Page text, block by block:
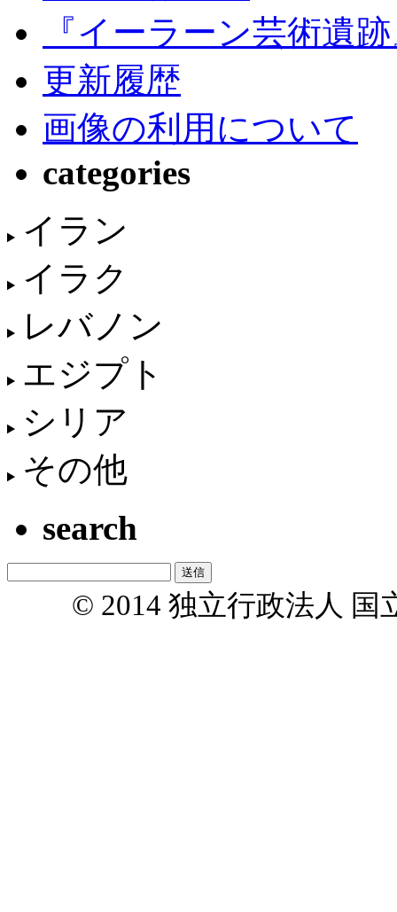
『イーラーン芸術遺
更新履歴
画像の利用について
categories
イラン
イラク
レバノン
エジプト
シリア
その他
search
© 2014 独立行政法人 国